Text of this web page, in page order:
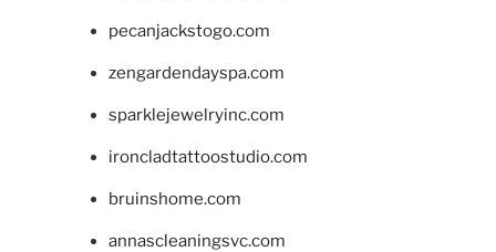
pecanjackstogo.com
zengardendayspa.com
sparklejewelryinc.com
ironcladtattoostudio.com
bruinshome.com
annascleaningsvc.com